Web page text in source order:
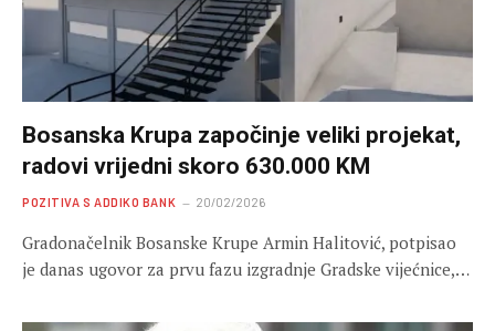
Bosanska Krupa započinje veliki projekat,
radovi vrijedni skoro 630.000 KM
POZITIVA S ADDIKO BANK 20/02/2026
Gradonačelnik Bosanske Krupe Armin Halitović, potpisao
je danas ugovor za prvu fazu izgradnje Gradske vijećnice,…